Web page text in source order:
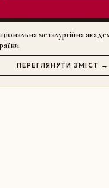
металургійна
ПЕРЕГЛЯНУТИ ЗМІСТ →